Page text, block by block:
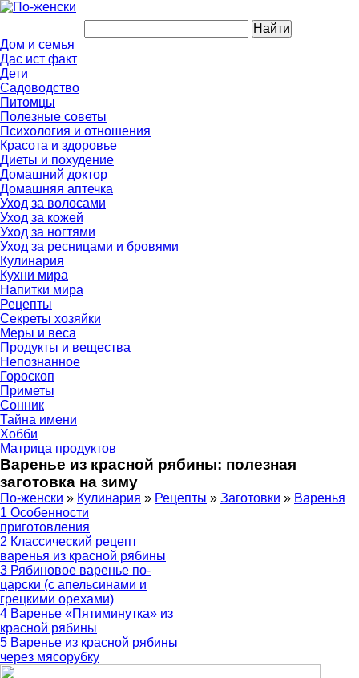
Дом и семья
Дас ист факт
Дети
Садоводство
Питомцы
Полезные советы
Психология и отношения
Красота и здоровье
Диеты и похудение
Домашний доктор
Домашняя аптечка
Уход за волосами
Уход за кожей
Уход за ногтями
Уход за ресницами и бровями
Кулинария
Кухни мира
Напитки мира
Рецепты
Секреты хозяйки
Меры и веса
Продукты и вещества
Непознанное
Гороскоп
Приметы
Сонник
Тайна имени
Хобби
Матрица продуктов
Варенье из красной рябины: полезная
заготовка на зиму
По-женски » Кулинария » Рецепты » Заготовки » Варенья
1 Особенности
приготовления
2 Классический рецепт
варенья из красной рябины
3 Рябиновое варенье по-
царски (с апельсинами и
грецкими орехами)
4 Варенье «Пятиминутка» из
красной рябины
5 Варенье из красной рябины
через мясорубку